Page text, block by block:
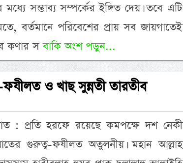
সম্ভাব্য সম্পর্কের ইঙ্গিত দেয়। তবে এটি
বর্তমানে পরিবেশের প্রায় সব জায়গাতেই
কণার সবাকি অংশ পড়ুন...
ও খাছ সুন্নতী তারতীব
: প্রতি হরফে রয়েছে কমপক্ষে দশ নেকী
গুরুত্ব-ফযীলত অতুলনীয়। মহান আল্লাহ